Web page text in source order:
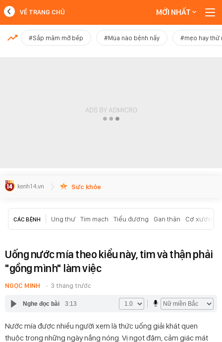
MỚI NHẤT
VỀ TRANG CHỦ MỚI NHẤT
#Sắp mâm mở bếp #Mùa nào bệnh nấy #mẹo hay thử
Sức khỏe
CÁC BỆNH Ung thư Tim mạch Tiểu đường Gan thận Cơ xương
Uống nước mía theo kiểu này, tim và thận phải
"gồng mình" làm việc
NGỌC MINH 3 tháng trước
Nghe đọc bài 3:13
Nước mía được nhiều người xem là thức uống giải khát quen
thuộc trong những ngày nắng nóng. Vị ngọt đậm, cảm giác mát